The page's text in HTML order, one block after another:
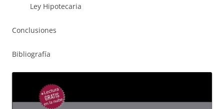
Ley Hipotecaria
Conclusiones
Bibliografía